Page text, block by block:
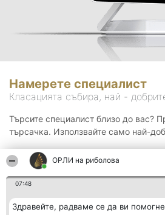
ОРЛИ на риболова
07:48
Здравейте, радваме се да ви
Намерете специалист
Класацията събира, най -
Търсите специалист близо до вас?
търсачка. Използвайте само най-